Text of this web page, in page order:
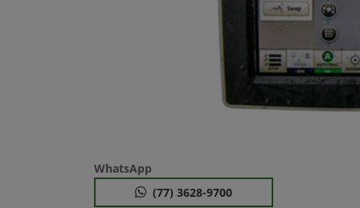
WhatsApp
(77) 3628-9700